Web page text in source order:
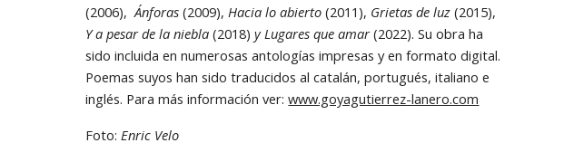
(2006), Ánforas (2009), Hacia lo abierto (2011), Grietas de luz
Y a pesar de la niebla (2018) y Lugares que amar (2022). Su obra ha
sido incluida en numerosas antologías impresas y en formato digital.
Poemas suyos han sido traducidos al catalán, portugués, italiano e
inglés. Para más información ver: www.goyagutierrez-lanero.com
Foto: Enric Velo